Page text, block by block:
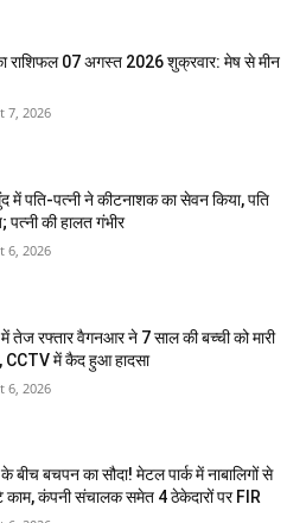
राशिफल 07 अगस्त 2026 शुक्रवार: मेष से मीन
7, 2026
में पति-पत्नी ने कीटनाशक का सेवन किया, पति
पत्नी की हालत गंभीर
6, 2026
में तेज रफ्तार वैगनआर ने 7 साल की बच्ची को मारी
CCTV में कैद हुआ हादसा
6, 2026
के बीच बचपन का सौदा! मेटल पार्क में नाबालिगों से
काम, कंपनी संचालक समेत 4 ठेकेदारों पर FIR